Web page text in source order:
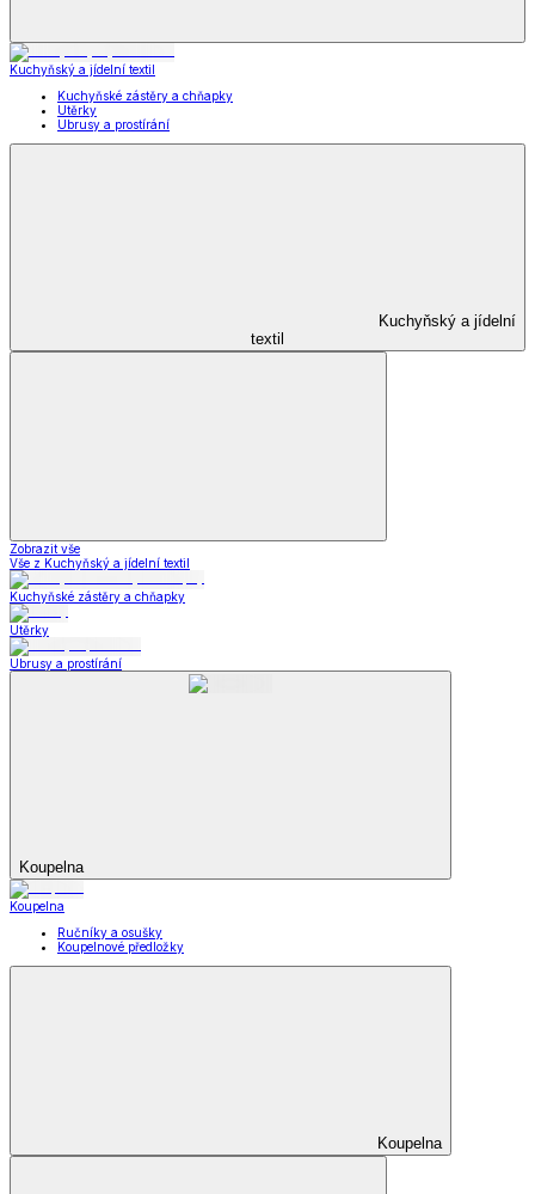
Kuchyňský a jídelní textil
Kuchyňské zástěry a chňapky
Utěrky
Ubrusy a prostírání
Kuchyňský a jídelní
textil
Zobrazit vše
Vše z Kuchyňský a jídelní textil
Kuchyňské zástěry a chňapky
Utěrky
Ubrusy a prostírání
Koupelna
Koupelna
Ručníky a osušky
Koupelnové předložky
Koupelna